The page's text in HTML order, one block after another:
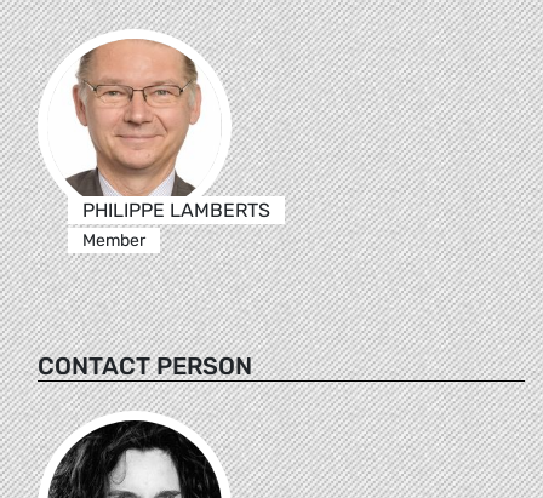
PHILIPPE LAMBERTS
Member
CONTACT PERSON